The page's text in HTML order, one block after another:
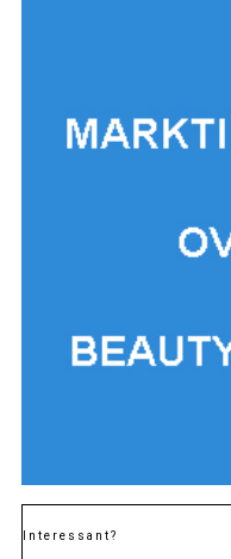
Interessant?